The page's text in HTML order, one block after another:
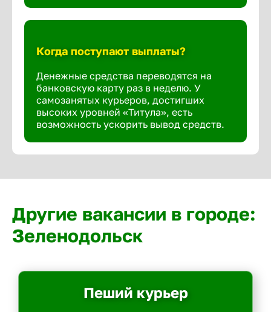
Когда поступают выплаты?
Денежные средства переводятся на
банковскую карту раз в неделю. У
самозанятых курьеров, достигших
высоких уровней «Титула», есть
возможность ускорить вывод средств.
Другие вакансии в городе:
Зеленодольск
Пеший курьер